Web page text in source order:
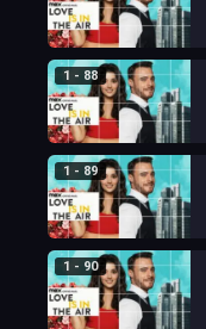
1 - 88
1 - 89
1 - 90